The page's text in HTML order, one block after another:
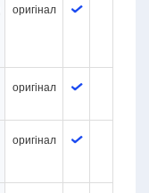
оригінал
оригінал
оригінал